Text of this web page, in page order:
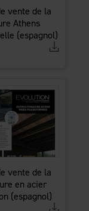
vente de la
Athens
(espagnol)
vente de la
en acier
(espagnol)